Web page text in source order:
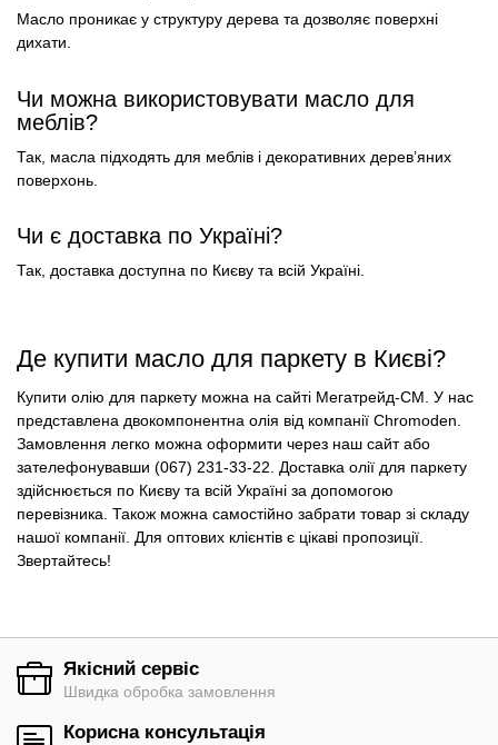
Масло проникає у структуру дерева та дозволяє поверхні
дихати.
Чи можна використовувати масло для
меблів?
Так, масла підходять для меблів і декоративних дерев’яних
поверхонь.
Чи є доставка по Україні?
Так, доставка доступна по Києву та всій Україні.
Де купити масло для паркету в Києві?
Купити олію для паркету можна на сайті Мегатрейд-СМ. У нас
представлена двокомпонентна олія від компанії Chromoden.
Замовлення легко можна оформити через наш сайт або
зателефонувавши (067) 231-33-22. Доставка олії для паркету
здійснюється по Києву та всій Україні за допомогою
перевізника. Також можна самостійно забрати товар зі складу
нашої компанії. Для оптових клієнтів є цікаві пропозиції.
Звертайтесь!
Якісний сервіс
Швидка обробка замовлення
Корисна консультація